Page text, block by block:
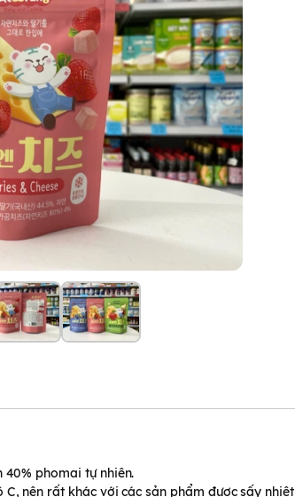
40% phomai tự nhiên.
nên rất khác với các sản phẩm được sấy nhiệt